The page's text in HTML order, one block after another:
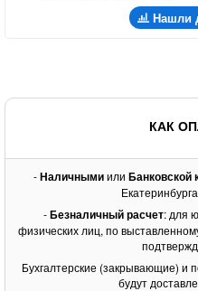
Нашли
КАК
-Наличнымиили Банковской
-Безналичный расчет: для
физических лиц, по
Бухгалтерские (закрывающие) и
будут